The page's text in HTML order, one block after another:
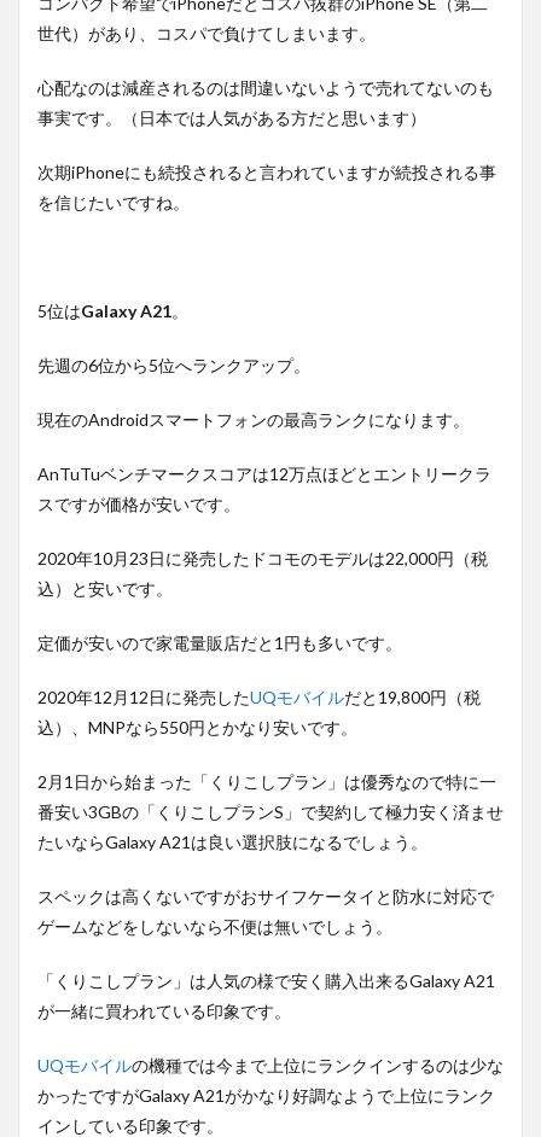
世代）があり、コスパで負けてしまいます。
心配なのは減産されるのは間違いないようで売れてないのも
事実です。（日本では人気がある方だと思います）
次期iPhoneにも続投されると言われていますが続投される事
を信じたいですね。
5位はGalaxy A21。
先週の6位から5位へランクアップ。
現在のAndroidスマートフォンの最高ランクになります。
AnTuTuベンチマークスコアは12万点ほどとエントリークラ
スですが価格が安いです。
2020年10月23日に発売したドコモのモデルは22,000円（税
込）と安いです。
定価が安いので家電量販店だと1円も多いです。
2020年12月12日に発売したUQモバイルだと19,800円（税
込）、MNPなら550円とかなり安いです。
2月1日から始まった「くりこしプラン」は優秀なので特に一
番安い3GBの「くりこしプランS」で契約して極力安く済ませ
たいならGalaxy A21は良い選択肢になるでしょう。
スペックは高くないですがおサイフケータイと防水に対応で
ゲームなどをしないなら不便は無いでしょう。
「くりこしプラン」は人気の様で安く購入出来るGalaxy A21
が一緒に買われている印象です。
UQモバイルの機種では今まで上位にランクインするのは少な
かったですがGalaxy A21がかなり好調なようで上位にランク
インしている印象です。